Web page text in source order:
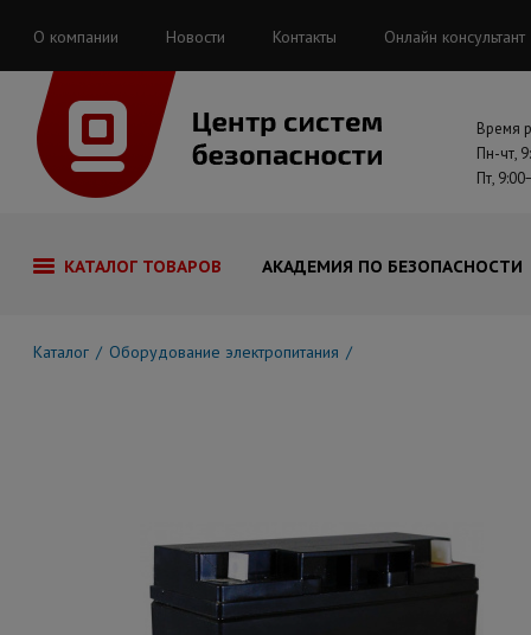
О компании Новости Контакты Онлайн консультант
Время
Пн-чт,
Пт,
КАТАЛОГ ТОВАРОВ АКАДЕМИЯ ПО БЕЗОПАСНОСТИ
Каталог Оборудование электропитания